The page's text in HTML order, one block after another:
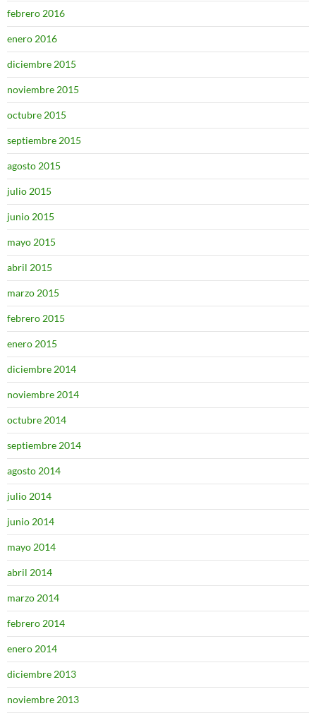
febrero 2016
enero 2016
diciembre 2015
noviembre 2015
octubre 2015
septiembre 2015
agosto 2015
julio 2015
junio 2015
mayo 2015
abril 2015
marzo 2015
febrero 2015
enero 2015
diciembre 2014
noviembre 2014
octubre 2014
septiembre 2014
agosto 2014
julio 2014
junio 2014
mayo 2014
abril 2014
marzo 2014
febrero 2014
enero 2014
diciembre 2013
noviembre 2013